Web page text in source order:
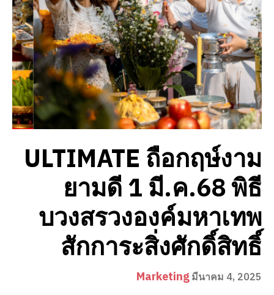
ULTIMATE ถือกฤษ์งาม
ยามดี 1 มี.ค.68 พิธี
บวงสรวงองค์มหาเทพ
สักการะสิ่งศักดิ์สิทธิ์
Marketingมีนาคม 4, 2025